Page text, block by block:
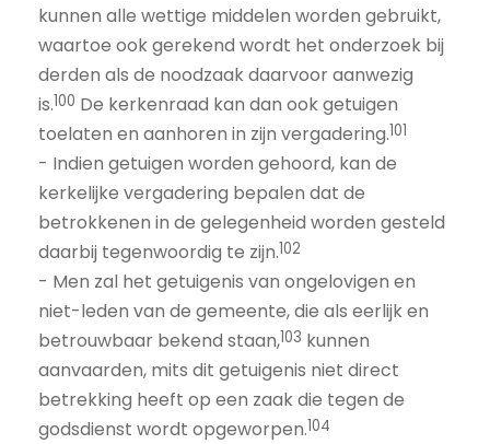
kunnen alle wettige middelen worden gebruikt,
waartoe ook gerekend wordt het onderzoek bij
derden als de noodzaak daarvoor aanwezig
is.100 De kerkenraad kan dan ook getuigen
toelaten en aanhoren in zijn vergadering.101
- Indien getuigen worden gehoord, kan de
kerkelijke vergadering bepalen dat de
betrokkenen in de gelegenheid worden gesteld
daarbij tegenwoordig te zijn.102
- Men zal het getuigenis van ongelovigen en
niet-leden van de gemeente, die als eerlijk en
betrouwbaar bekend staan,103 kunnen
aanvaarden, mits dit getuigenis niet direct
betrekking heeft op een zaak die tegen de
godsdienst wordt opgeworpen.104